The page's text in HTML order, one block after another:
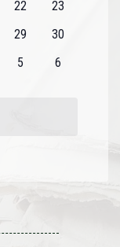
0
22
0
23
0
29
0
30
0
5
0
6